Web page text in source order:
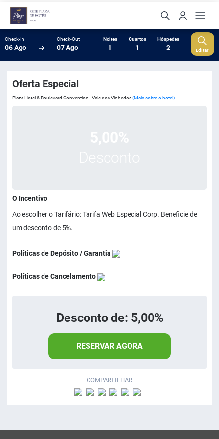
Check-In
06 Ago
Check-Out
07 Ago
Noites
1
Quartos
1
Hóspedes
2 Editar
Oferta Especial
Plaza Hotel & Boulevard Convention - Vale dos Vinhedos(Mais sobre o hotel)
O Incentivo
Ao escolher o Tarifário: Tarifa Web Especial Corp. Beneficie de
um desconto de 5%.
Políticas de Depósito / Garantia
Políticas de Cancelamento
Desconto de: 5,00%
RESERVAR AGORA
COMPARTILHAR